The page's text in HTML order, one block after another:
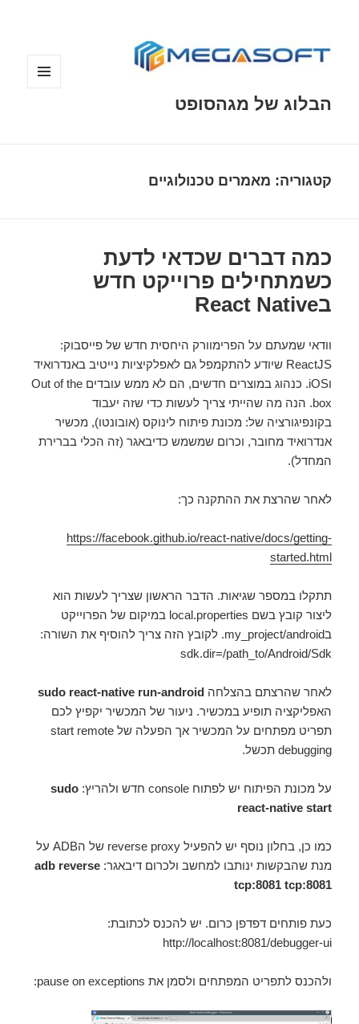
הבלוג של מגהסופט
קטגוריה: מאמרים טכנולוגיים
כמה דברים שכדאי לדעת
כשמתחילים פרוייקט חדש
בReact Native
וודאי שמעתם על הפרימוורק היחסית חדש של פייסבוק:
ReactJS שיודע להתקמפל גם לאפלקיציות נייטיב באנדרואיד
וiOS. כנהוג במוצרים חדשים, הם לא ממש עובדים Out of the
box. הנה מה שהייתי צריך לעשות כדי שזה יעבוד
בקונפיגורציה של: מכונת פיתוח לינוקס (אובונטו), מכשיר
אנדרואיד מחובר, וכרום שמשמש כדיבאגר (זה הכלי בברירת
המחדל).
לאחר שהרצת את ההתקנה כך:
https://facebook.github.io/react-native/docs/getting-
started.html
תתקלו במספר שגיאות. הדבר הראשון שצריך לעשות הוא
ליצור קובץ בשם local.properties במיקום של הפרוייקט
בmy_project/android. לקובץ הזה צריך להוסיף את השורה:
sdk.dir=/path_to/Android/Sdk
לאחר שהרצתם בהצלחהsudo react-native run-android
האפליקציה תופיע במכשיר. ניעור של המכשיר יקפיץ לכם
תפריט מפתחים על המכשיר אך הפעלה של start remote
debugging תכשל.
על מכונת הפיתוח יש לפתוח console חדש ולהריץ:
sudo
react-native start
כמו כן, בחלון נוסף יש להפעיל reverse proxy של הADB על
מנת שהבקשות ינותבו למחשב ולכרום דיבאגר:adb reverse
tcp:8081 tcp:8081
כעת פותחים דפדפן כרום. יש להכנס לכתובת:
http://localhost:8081/debugger-ui
ולהכנס לתפריט המפתחים ולסמן את pause on exceptions: